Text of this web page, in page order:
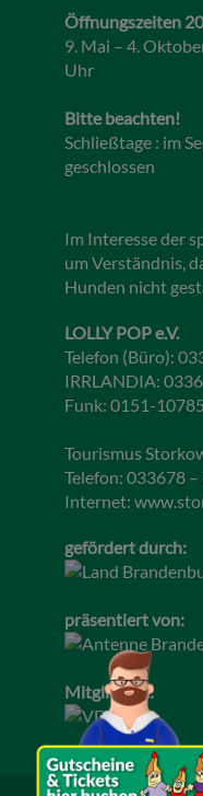
Öffnungszeiten
9. Mai – 4.
Uhr
Bitte beachten!
Schließtage : im
geschlossen
Im Interesse der
um Verständnis,
Hunden nicht
LOLLY POP e.V.
Telefon (Büro):
IRRLANDIA:
Funk: 0151-
Tourismus
Telefon: 033678
Internet:
gefördert durch:
präsentiert von:
Mitglied im: